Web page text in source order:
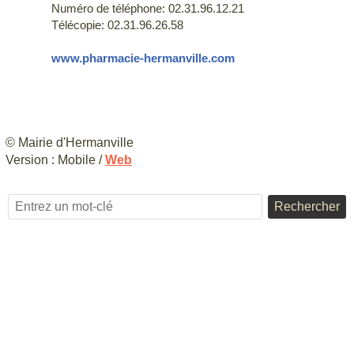
Numéro de téléphone: 02.31.96.12.21
Télécopie: 02.31.96.26.58
www.pharmacie-hermanville.com
© Mairie d'Hermanville
Version : Mobile /Web
Rechercher